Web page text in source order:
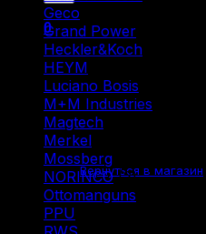
0
Корзина пуста.
Вернуться в магазин
Geco
Grand Power
Heckler&Koch
HEYM
Luciano Bosis
M+M Industries
Magtech
Merkel
Mossberg
NORINCO (2)
Ottomanguns
PPU